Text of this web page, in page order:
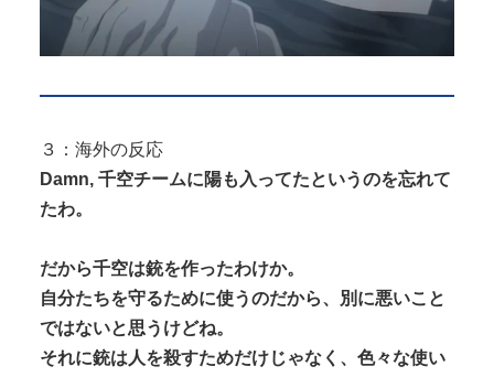
３：海外の反応
Damn, 千空チームに陽も入ってたというのを忘れて
たわ。
だから千空は銃を作ったわけか。
自分たちを守るために使うのだから、別に悪いこと
ではないと思うけどね。
それに銃は人を殺すためだけじゃなく、色々な使い